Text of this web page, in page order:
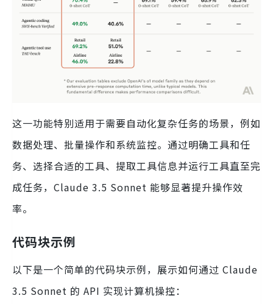
这一功能特别适用于需要自动化复杂任务的场景，例如
数据处理、批量操作和系统监控。通过明确工具和任
务、选择合适的工具、提取工具信息并运行工具直至完
成任务，Claude 3.5 Sonnet 能够显著提升操作效
率。
代码块示例
以下是一个简单的代码块示例，展示如何通过 Claude
3.5 Sonnet 的 API 实现计算机操控：